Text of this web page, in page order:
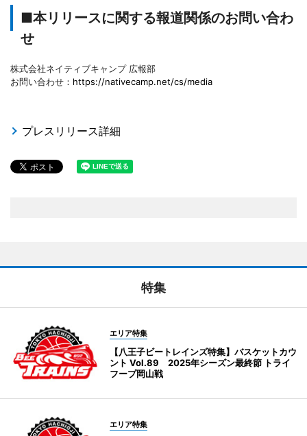
■本リリースに関する報道関係のお問い合わ
せ
株式会社ネイティブキャンプ 広報部
お問い合わせ： https://nativecamp.net/cs/media
プレスリリース詳細
特集
エリア特集
【八王子ビートレインズ特集】バスケットカウ
ント Vol.89 2025年シーズン最終節 トライ
フープ岡山戦
エリア特集